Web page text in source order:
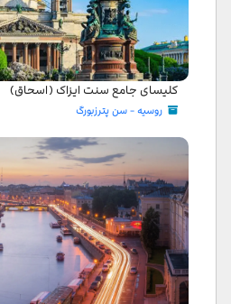
کلیسای جامع سنت ایزاک (اسحاق)
روسیه - سن پترزبورگ